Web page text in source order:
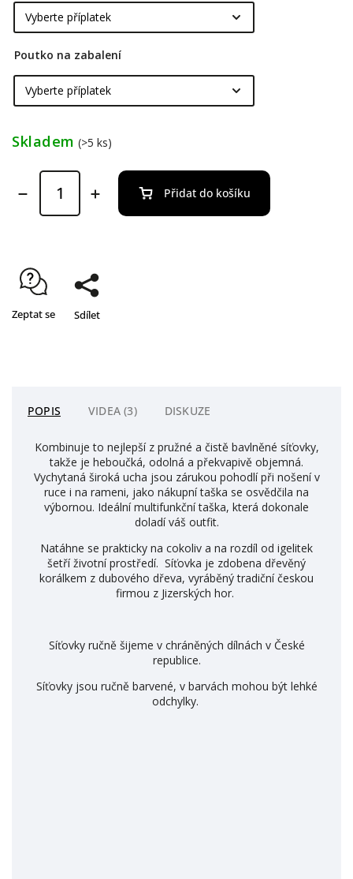
Poutko na zabalení
Skladem (>5 ks)
Přidat do košíku
Zeptat se Sdílet
POPIS VIDEA (3) DISKUZE
Kombinuje to nejlepší z pružné a čistě bavlněné síťovky,
takže je heboučká, odolná a překvapivě objemná.
Vychytaná široká ucha jsou zárukou pohodlí při nošení v
ruce i na rameni, jako nákupní taška se osvědčila na
výbornou. Ideální multifunkční taška, která dokonale
doladí váš outfit.
Natáhne se prakticky na cokoliv a na rozdíl od igelitek
šetří životní prostředí. Síťovka je zdobena dřevěný
korálkem z dubového dřeva, vyráběný tradiční českou
firmou z Jizerských hor.
Síťovky ručně šijeme v chráněných dílnách v České
republice.
Síťovky jsou ručně barvené, v barvách mohou být lehké
odchylky.